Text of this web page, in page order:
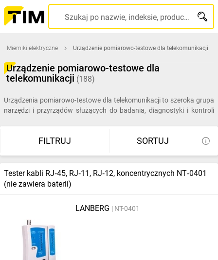
Szukaj po nazwie, indeksie, producencie, kodzie kreskowym...
Mierniki elektryczne Urządzenie pomiarowo-testowe dla telekomunikacji
Urządzenie pomiarowo-testowe dla
telekomunikacji (188)
Urządzenia pomiarowo-testowe dla telekomunikacji to szeroka grupa
narzędzi i przyrządów służących do badania, diagnostyki i kontroli
się je na etapie instalacji, konfiguracji, odbiorów technicznych, jak i
FILTRUJ SORTUJ
Tester kabli RJ‑45, RJ‑11, RJ‑12, koncentrycznych NT‑0401
(nie zawiera baterii)
LANBERG NT-0401